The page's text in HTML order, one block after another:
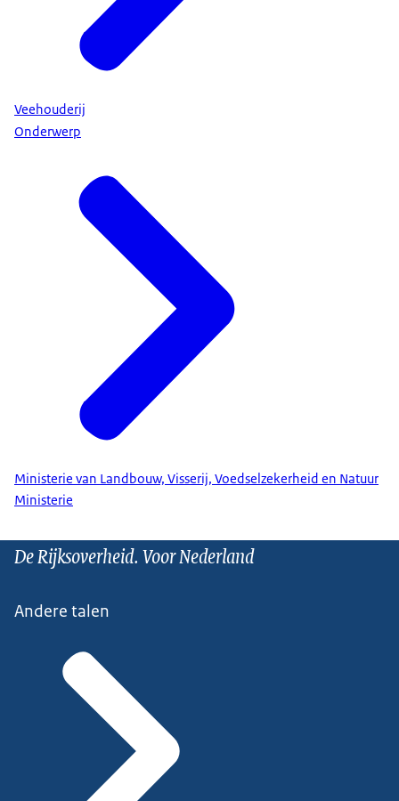
Veehouderij
Onderwerp
Ministerie van Landbouw, Visserij, Voedselzekerheid en Natuur
Ministerie
De Rijksoverheid. Voor Nederland
Andere talen